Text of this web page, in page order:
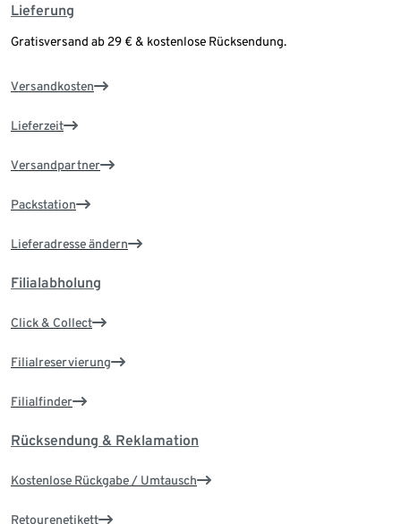
Lieferung
Gratisversand ab 29 € & kostenlose Rücksendung.
Versandkosten
Lieferzeit
Versandpartner
Packstation
Lieferadresse ändern
Filialabholung
Click & Collect
Filialreservierung
Filialfinder
Rücksendung & Reklamation
Kostenlose Rückgabe / Umtausch
Retourenetikett